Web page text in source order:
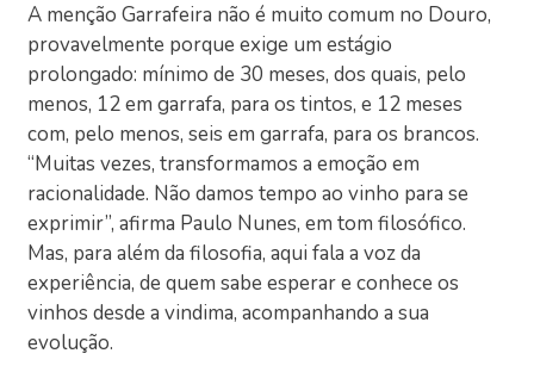
A menção Garrafeira não é muito comum no Douro,
provavelmente porque exige um estágio
prolongado: mínimo de 30 meses, dos quais, pelo
menos, 12 em garrafa, para os tintos, e 12 meses
com, pelo menos, seis em garrafa, para os brancos.
“Muitas vezes, transformamos a emoção em
racionalidade. Não damos tempo ao vinho para se
exprimir”, afirma Paulo Nunes, em tom filosófico.
Mas, para além da filosofia, aqui fala a voz da
experiência, de quem sabe esperar e conhece os
vinhos desde a vindima, acompanhando a sua
evolução.